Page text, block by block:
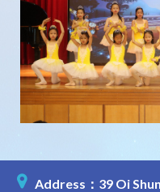
Address：39 Oi